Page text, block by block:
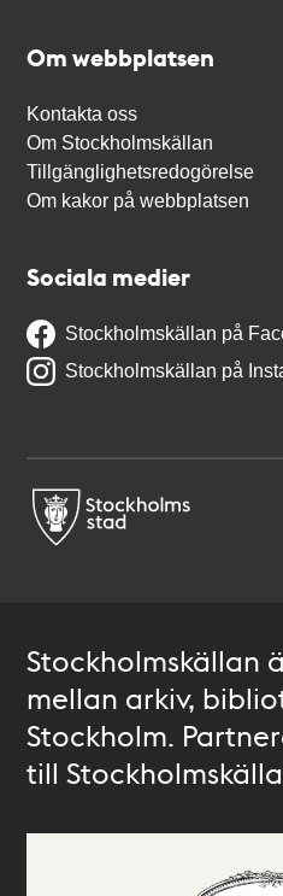
Om webbplatsen
Kontakta oss
Om Stockholmskällan
Tillgänglighetsredogörelse
Om kakor på webbplatsen
Sociala medier
Stockholmskällan på
Stockholmskällan på
Stockholmskällan
mellan arkiv,
Stockholm.
till